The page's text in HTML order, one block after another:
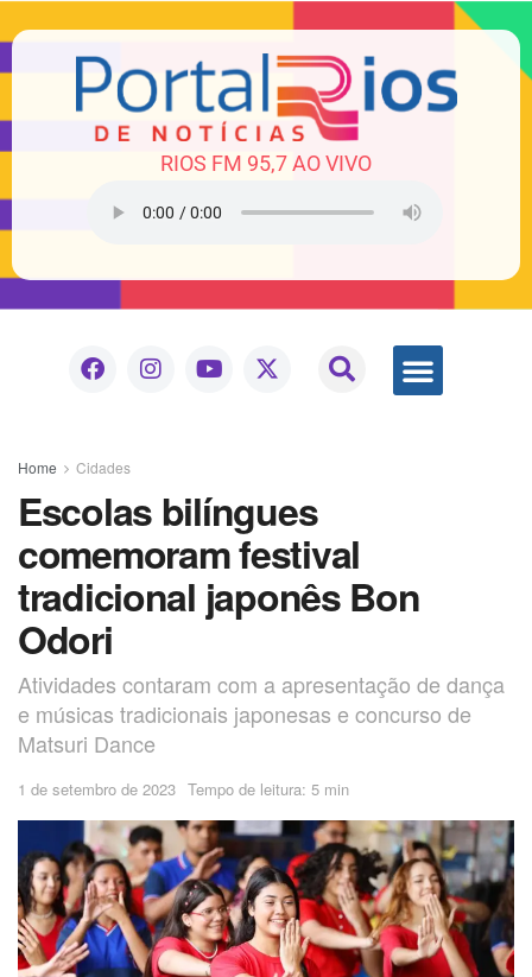
RIOS FM 95,7 AO VIVO
Home Cidades
Escolas bilíngues
comemoram festival
tradicional japonês Bon
Odori
Atividades contaram com a apresentação de dança
e músicas tradicionais japonesas e concurso de
Matsuri Dance
1 de setembro de 2023 Tempo de leitura: 5 min